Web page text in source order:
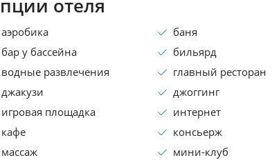
отеля
аэробика баня
бар у бассейна
бильярд
водные развлечения
главный ресторан
джакузи
джоггинг
игровая площадка
интернет
кафе
консьеpж
массаж
мини-клуб